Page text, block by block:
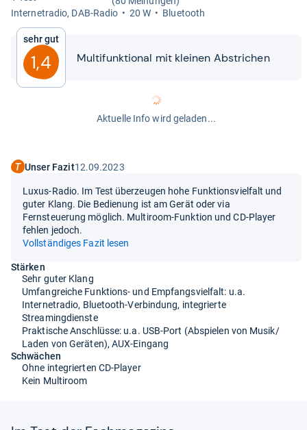
Inter­ne­tra­dio, DAB-​Radio
20 W Blue­tooth
Sehr gut
1,4 Mul­ti­funk­tio­nal mit klei­nen Abstri­chen
Aktuelle Info wird geladen...
Unser Fazit12.09.2023
Luxus-Radio. Im Test überzeugen hohe Funktionsvielfalt und
guter Klang. Die Bedienung ist am Gerät oder via
Fernsteuerung möglich. Multiroom-Funktion und CD-Player
fehlen jedoch.
Vollständiges Fazit lesen
Stärken
Sehr guter Klang
Umfangreiche Funktions- und Empfangsvielfalt: u.a.
Internetradio, Bluetooth-Verbindung, integrierte
Streamingdienste
Praktische Anschlüsse: u.a. USB-Port (Abspielen von Musik/
Laden von Geräten), AUX-Eingang
Schwächen
Ohne integrierten CD-Player
Kein Multiroom